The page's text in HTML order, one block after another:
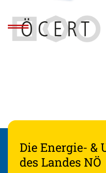
Die Energie- &
des Landes NÖ